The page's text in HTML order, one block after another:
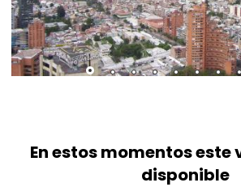
En estos momentos este
disponible